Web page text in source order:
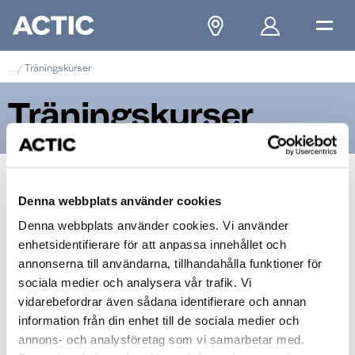
Denna webbplats använder cookies
Denna webbplats använder cookies. Vi använder
enhetsidentifierare för att anpassa innehållet och
annonserna till användarna, tillhandahålla funktioner för
sociala medier och analysera vår trafik. Vi
vidarebefordrar även sådana identifierare och annan
information från din enhet till de sociala medier och
annons- och analysföretag som vi samarbetar med.
/ Träningskurser
Träningskurser
I våra träningskurser ger engagerade träningscoacher
dig inspiration och verktyg att ta din träning till nästa
nivå. Actic small group training är en utmaning i mindre
grupp där du får individuell coaching, och gemenskap
där vi peppar och motiverar varandra. Ett grymt kul sätt
att uppnå ditt träningsmål! Välj en Actic-anläggning
nedan för att se tillgängliga träningskurser.